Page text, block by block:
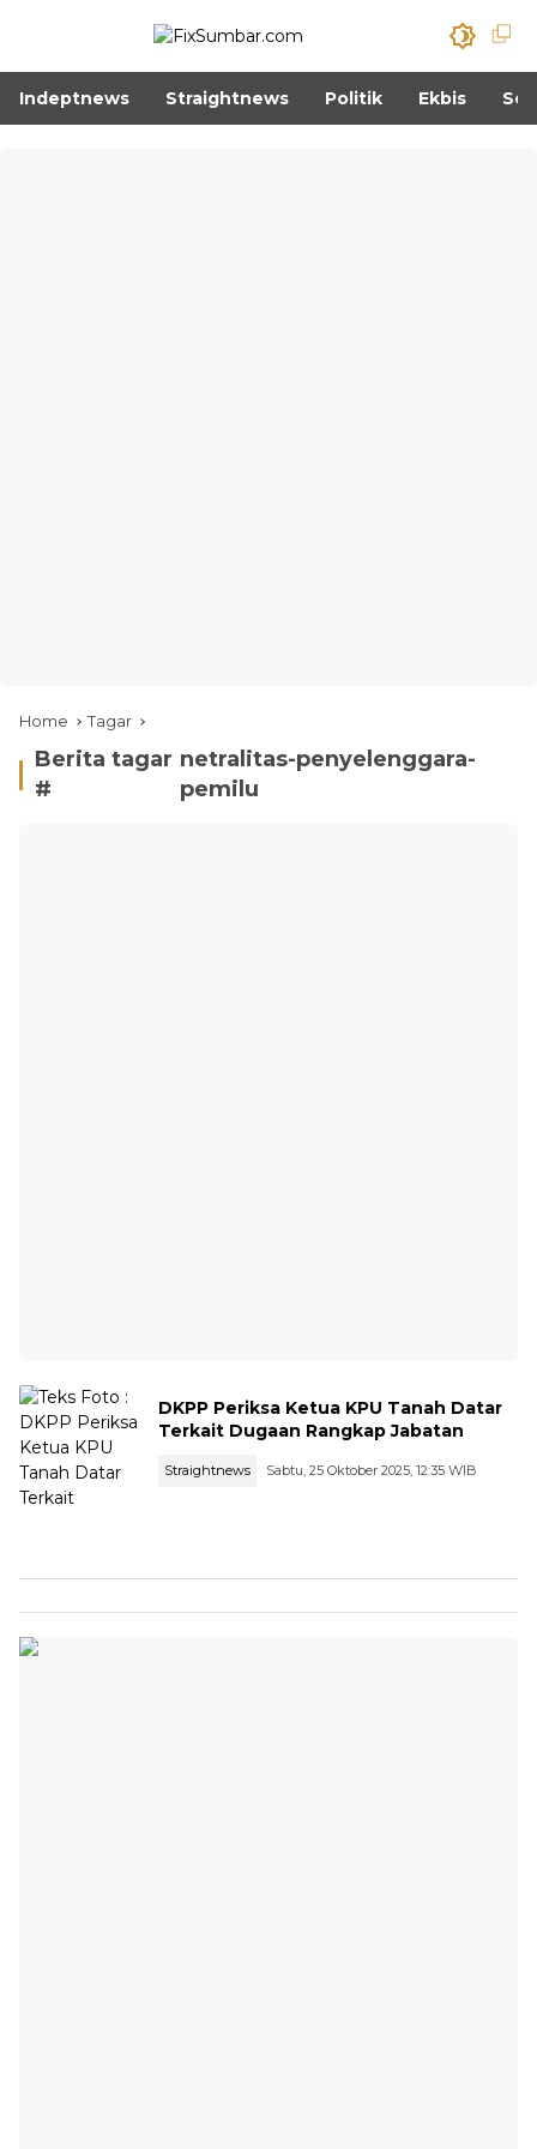
Indeptnews Straightnews Politik Ekbis
Home Tagar
Berita tagar
#
netralitas-penyelenggara-
pemilu
DKPP Periksa Ketua KPU Tanah Datar
Terkait Dugaan Rangkap Jabatan
Straightnews Sabtu, 25 Oktober 2025, 12:35 WIB